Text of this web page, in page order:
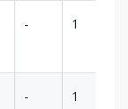
- 1
- 1